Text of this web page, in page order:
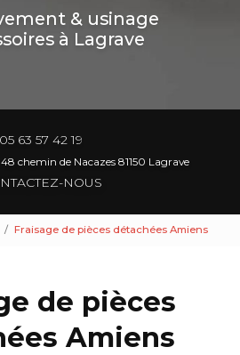
& usinage
à Lagrave
05 63 57 42 19
chemin de Nacazes 81150 Lagrave
NOUS
Fraisage de pièces détachées Amiens
de pièces
Amiens